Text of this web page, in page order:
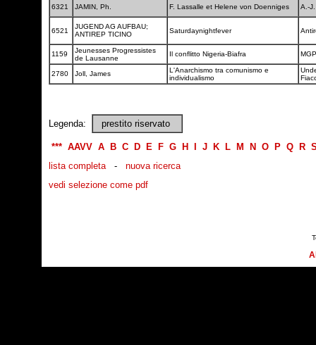
6321
JAMIN, Ph. F. Lassalle et Helene von Doenniges A.-
6521
JUGEND AG AUFBAU;
ANTIREP TICINO
Saturdaynightfever
1159
Jeunesses Progressistes
de Lausanne
Il conflitto Nigeria-Biafra
2780 Joll, James
L'Anarchismo tra comunismo e
individualismo
Legenda: prestito riservato
*** AAVV A B C D E F G H J K L M N O P Q R
lista completa- nuova ricerca
vedi selezione come pdf